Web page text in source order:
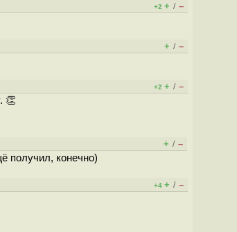
+2 + / –
+ / –
+2 + / –
👏
+ / –
получил, конечно)
+4 + / –